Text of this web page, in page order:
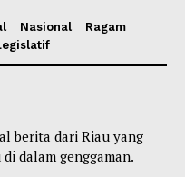
Nasional
Ragam
berita dari Riau yang
dalam genggaman.